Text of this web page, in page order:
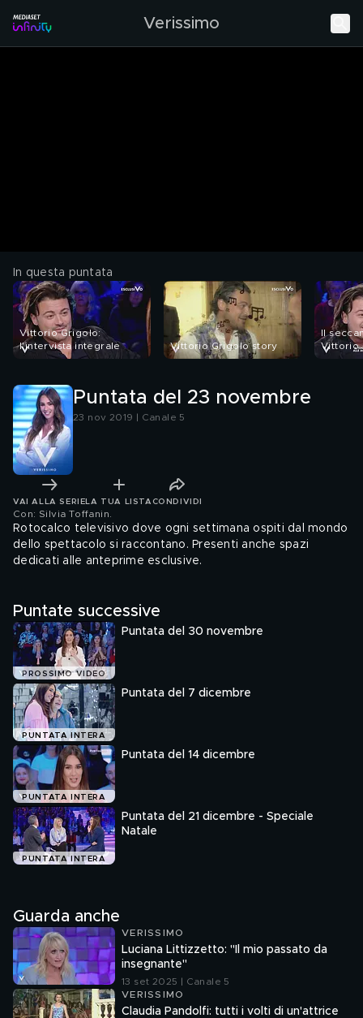
Verissimo
In questa puntata
Vittorio Grigolo:
l'intervista integrale
Vittorio Grigolo story
Il
Vittorio
Puntata del 23 novembre
23 nov 2019 | Canale 5
VAI ALLA SERIE LA TUA LISTA CONDIVIDI
Con: Silvia Toffanin
Rotocalco televisivo dove ogni settimana ospiti dal mondo
dello spettacolo si raccontano. Presenti anche spazi
dedicati alle anteprime esclusive.
Puntate successive
PROSSIMO VIDEO
Puntata del 30 novembre
PUNTATA INTERA
Puntata del 7 dicembre
PUNTATA INTERA
Puntata del 14 dicembre
PUNTATA INTERA
Puntata del 21 dicembre - Speciale
Natale
Guarda anche
VERISSIMO
Luciana Littizzetto: "Il mio passato da
insegnante"
13 set 2025 | Canale 5
VERISSIMO
Claudia Pandolfi: tutti i volti di un'attrice